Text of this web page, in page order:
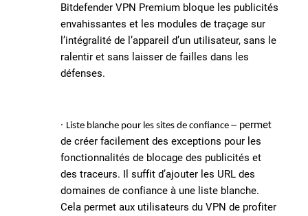
Bitdefender VPN Premium bloque les publicités
envahissantes et les modules de traçage sur
l’intégralité de l’appareil d’un utilisateur, sans le
ralentir et sans laisser de failles dans les
défenses.
· Liste blanche pour les sites de confiance -- permet
de créer facilement des exceptions pour les
fonctionnalités de blocage des publicités et
des traceurs. Il suffit d’ajouter les URL des
domaines de confiance à une liste blanche.
Cela permet aux utilisateurs du VPN de profiter